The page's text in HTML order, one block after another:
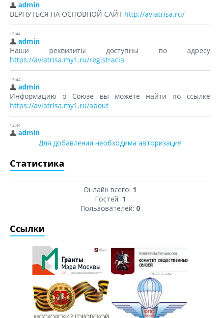
Для добавления необходима авторизация
Статистика
Онлайн всего: 1
Гостей: 1
Пользователей: 0
Ссылки